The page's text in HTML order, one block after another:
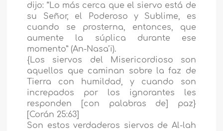
dijo: “Lo más cerca que el siervo está de
su Señor, el Poderoso y Sublime, es
cuando se prosterna, entonces, que
aumente la súplica durante ese
momento” (An-Nasa’i).
{Los siervos del Misericordioso son
aquellos que caminan sobre la faz de
Tierra con humildad, y cuando son
increpados por los ignorantes les
responden [con palabras de] paz}
[Corán 25:63]
Son estos verdaderos siervos de Al-lah